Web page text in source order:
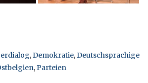
,Demokratie,Deutschsprachige
,Parteien